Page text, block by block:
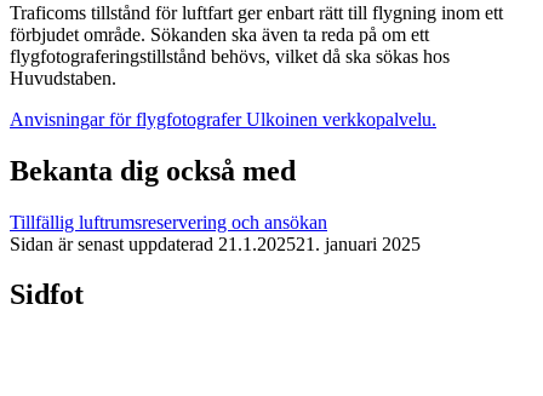
Traficoms tillstånd för luftfart ger enbart rätt till flygning inom ett
förbjudet område. Sökanden ska även ta reda på om ett
flygfotograferingstillstånd behövs, vilket då ska sökas hos
Huvudstaben.
Anvisningar för flygfotografer Ulkoinen verkkopalvelu.
Bekanta dig också med
Tillfällig luftrumsreservering och ansökan
Sidan är senast uppdaterad 21.1.202521. januari 2025
Sidfot